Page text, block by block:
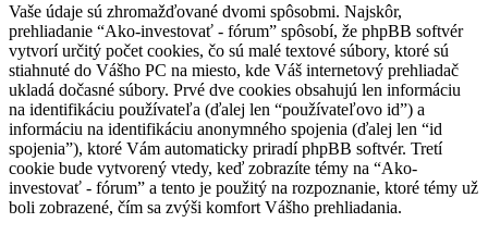
Vaše údaje sú zhromažďované dvomi spôsobmi. Najskôr,
prehliadanie “Ako-investovať - fórum” spôsobí, že phpBB softvér
vytvorí určitý počet cookies, čo sú malé textové súbory, ktoré sú
stiahnuté do Vášho PC na miesto, kde Váš internetový prehliadač
ukladá dočasné súbory. Prvé dve cookies obsahujú len informáciu
na identifikáciu používateľa (ďalej len “používateľovo id”) a
informáciu na identifikáciu anonymného spojenia (ďalej len “id
spojenia”), ktoré Vám automaticky priradí phpBB softvér. Tretí
cookie bude vytvorený vtedy, keď zobrazíte témy na “Ako-
investovať - fórum” a tento je použitý na rozpoznanie, ktoré témy už
boli zobrazené, čím sa zvýši komfort Vášho prehliadania.